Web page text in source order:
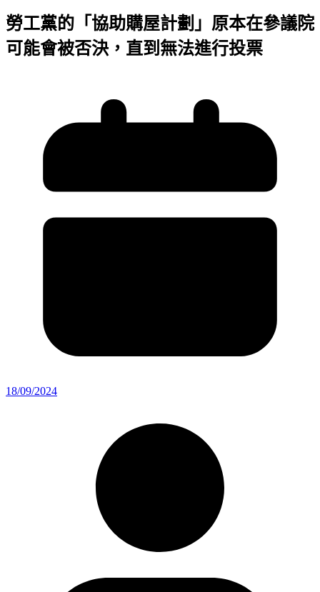
勞工黨的「協助購屋計劃」原本在參議院
可能會被否決，直到無法進行投票
18/09/2024